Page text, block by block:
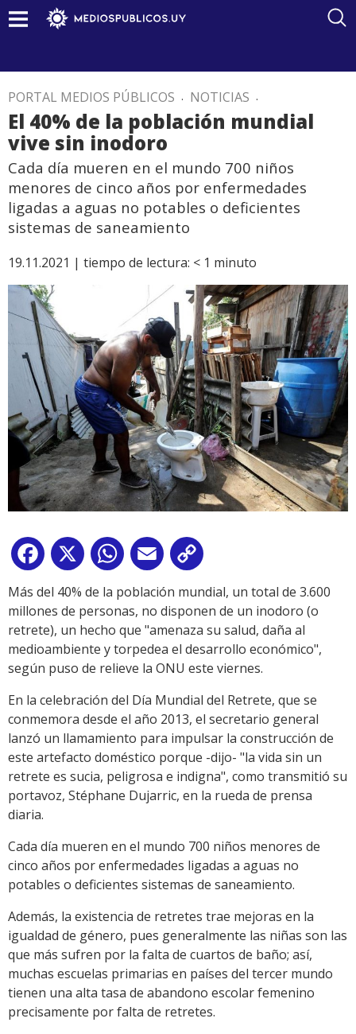
PORTAL MEDIOS PÚBLICOS . NOTICIAS .
El 40% de la población mundial
vive sin inodoro
Cada día mueren en el mundo 700 niños
menores de cinco años por enfermedades
ligadas a aguas no potables o deficientes
sistemas de saneamiento
19.11.2021 | tiempo de lectura: < 1 minuto
Facebook
X WhatsApp
Email
Link
Más del 40% de la población mundial, un total de 3.600
millones de personas, no disponen de un inodoro (o
retrete), un hecho que "amenaza su salud, daña al
medioambiente y torpedea el desarrollo económico",
según puso de relieve la ONU este viernes.
En la celebración del Día Mundial del Retrete, que se
conmemora desde el año 2013, el secretario general
lanzó un llamamiento para impulsar la construcción de
este artefacto doméstico porque -dijo- "la vida sin un
retrete es sucia, peligrosa e indigna", como transmitió su
portavoz, Stéphane Dujarric, en la rueda de prensa
diaria.
Cada día mueren en el mundo 700 niños menores de
cinco años por enfermedades ligadas a aguas no
potables o deficientes sistemas de saneamiento.
Además, la existencia de retretes trae mejoras en la
igualdad de género, pues generalmente las niñas son las
que más sufren por la falta de cuartos de baño; así,
muchas escuelas primarias en países del tercer mundo
tienen una alta tasa de abandono escolar femenino
precisamente por falta de retretes.